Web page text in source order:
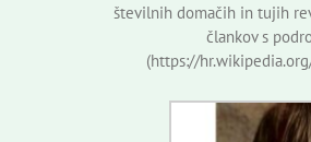
številnih domačih in tujih
člankov s
(https://